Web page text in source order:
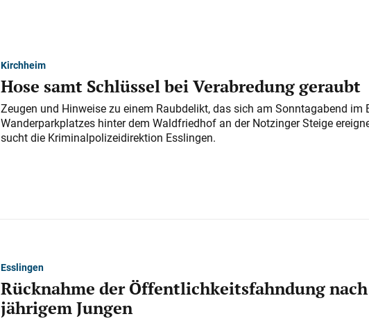
Kirchheim
Hose samt Schlüssel bei Verabredung geraubt
Zeugen und Hinweise zu einem Raubdelikt, das sich am Sonntagabend im
Wanderparkplatzes hinter dem Waldfriedhof an der Notzinger Steige
sucht die Kriminalpolizeidirektion Esslingen.
Esslingen
Rücknahme der Öffentlichkeitsfahndung
jährigem Jungen